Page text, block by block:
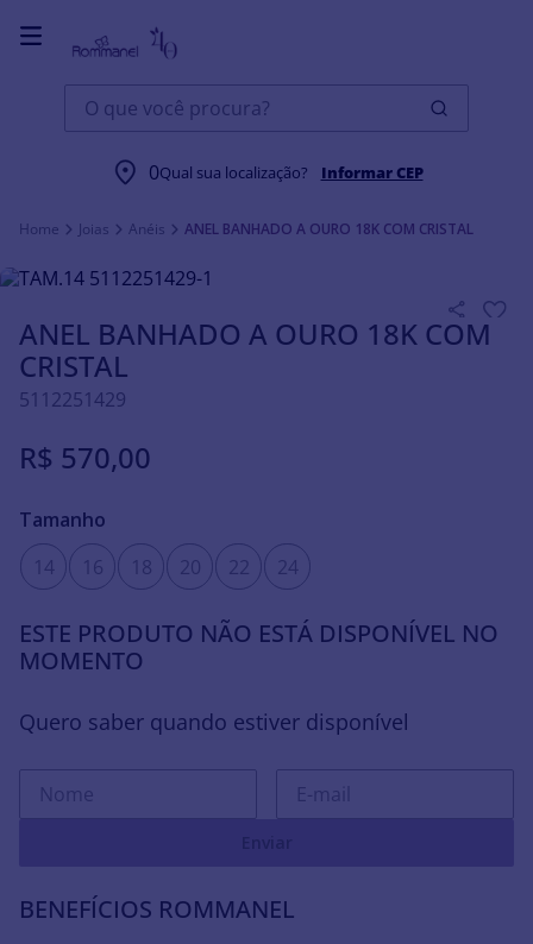
O que você procura?
0Qual sua localização? Informar CEP
Joias Anéis ANEL BANHADO A OURO 18K COM CRISTAL
ANEL BANHADO A OURO 18K COM
CRISTAL
5112251429
R$ 570,00
Tamanho
14
16 18 20 22 24
ESTE PRODUTO NÃO ESTÁ DISPONÍVEL NO
MOMENTO
Quero saber quando estiver disponível
BENEFÍCIOS ROMMANEL